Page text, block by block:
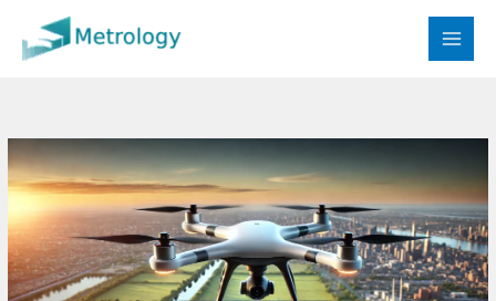
вмісту